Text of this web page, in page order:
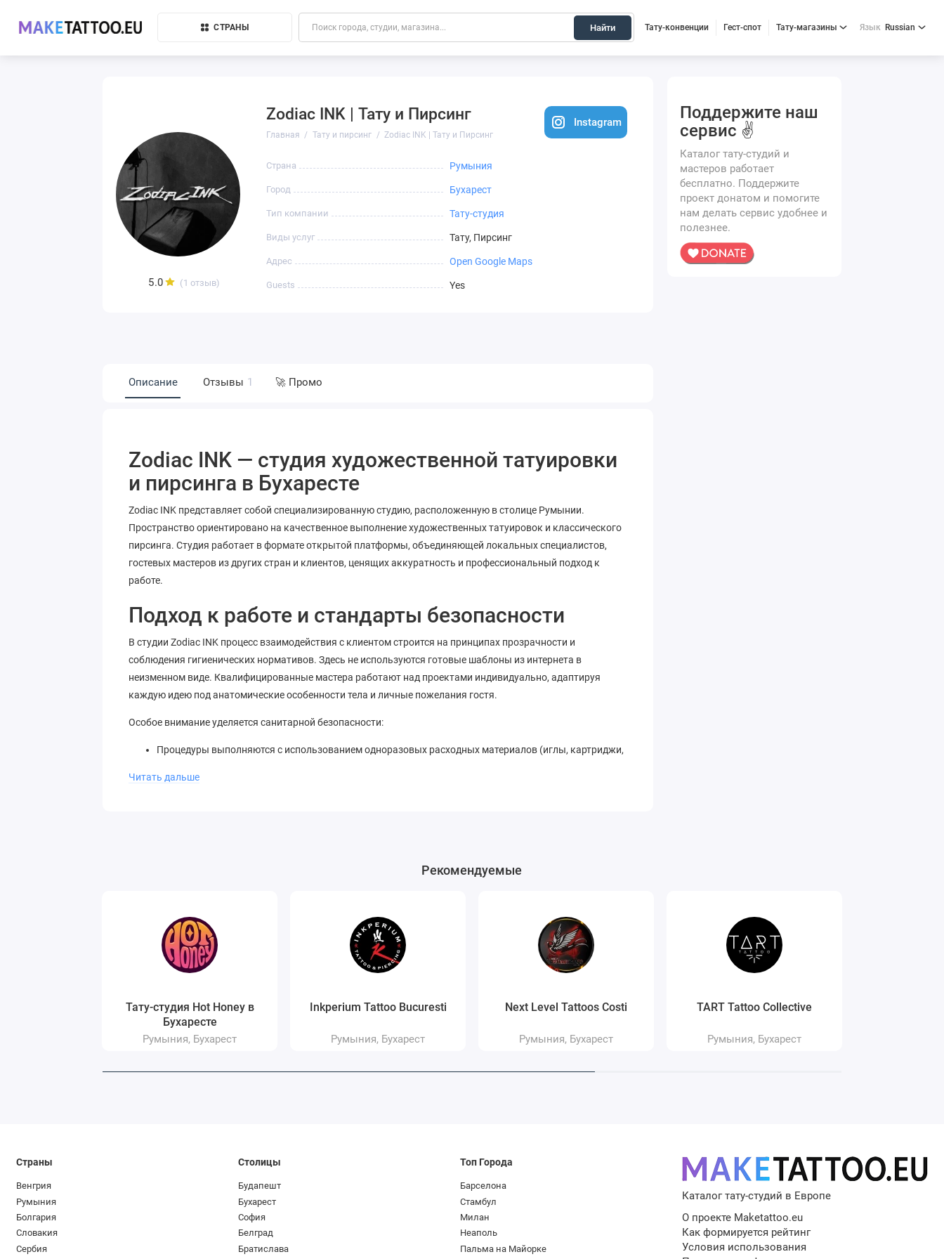
СТРАНЫ Найти Тату-конвенции Гест-спот Тату-магазины Язык Russian
5.0 (1 отзыв)
Zodiac INK | Тату и Пирсинг
Главная Тату и пирсинг Zodiac INK | Тату и Пирсинг
Instagram
Страна Румыния
Город Бухарест
Тип компании Тату-студия
Виды услуг Тату, Пирсинг
Адрес Open Google Maps
Guests Yes
Описание Отзывы 1 🚀 Промо
Zodiac INK — студия художественной татуировки
и пирсинга в Бухаресте
Zodiac INK представляет собой специализированную студию, расположенную в столице Румынии.
Пространство ориентировано на качественное выполнение художественных татуировок и классического
пирсинга. Студия работает в формате открытой платформы, объединяющей локальных специалистов,
гостевых мастеров из других стран и клиентов, ценящих аккуратность и профессиональный подход к
работе.
Подход к работе и стандарты безопасности
В студии Zodiac INK процесс взаимодействия с клиентом строится на принципах прозрачности и
соблюдения гигиенических нормативов. Здесь не используются готовые шаблоны из интернета в
неизменном виде. Квалифицированные мастера работают над проектами индивидуально, адаптируя
каждую идею под анатомические особенности тела и личные пожелания гостя.
Особое внимание уделяется санитарной безопасности:
Процедуры выполняются с использованием одноразовых расходных материалов (иглы, картриджи,
Рабочие места дезинфицируются до и после каждого сеанса.
обратиться для реализации проектов в таких направлениях, как:
Тонкие линии (Fine Line) и минимализм
— небольшие работы, требующие точности и аккуратности
контура;
Реализм — перенос портретных или природных изображений с проработкой теней;
Перекрытие и обновление (Cover-up)
Процесс начинается с обсуждения идеи. Мастер помогает определиться с размером, оптимальным
Услуги пирсинга в Zodiac INK оказывают мастера, имеющие необходимые знания в области анатомии. Это
позволяет минимизировать дискомфорт во время процедуры и снизить риски осложнений в процессе
Материалы украшений:Для первичных проколов используются лабреты, штанги и кольца из
имплантационного титана (стандарт ASTM F-136). Этот металл биосовместим, не окисляется и
Читать дальше
Поддержите наш
сервис ✌️
Каталог тату-студий и
мастеров работает
бесплатно. Поддержите
проект донатом и помогите
нам делать сервис удобнее и
полезнее.
Рекомендуемые
Тату-студия Hot Honey в
Бухаресте
Румыния, Бухарест
Inkperium Tattoo Bucuresti
Румыния, Бухарест
Next Level Tattoos Costi
Румыния, Бухарест
TART Tattoo Collective
Румыния, Бухарест
Страны
Венгрия
Румыния
Болгария
Словакия
Сербия
Столицы
Будапешт
Бухарест
София
Белград
Братислава
Топ Города
Барселона
Стамбул
Милан
Неаполь
Пальма на Майорке
Каталог тату-студий в Европе
О проекте Maketattoo.eu
Как формируется рейтинг
Условия использования